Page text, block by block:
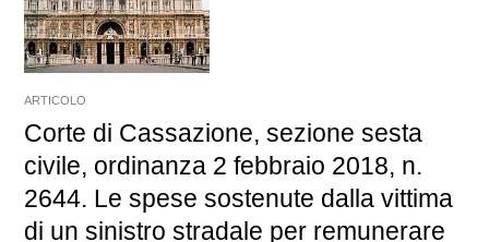
ARTICOLO
Corte di Cassazione, sezione sesta
civile, ordinanza 2 febbraio 2018, n.
2644. Le spese sostenute dalla vittima
di un sinistro stradale per remunerare